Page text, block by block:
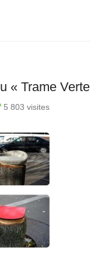
« Trame
5 803 visites